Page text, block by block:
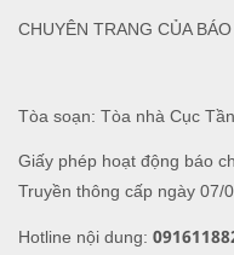
Tòa soạn: Tòa nhà Cục
Giấy phép hoạt động báo
Truyền thông cấp ngày 07/
Hotline nội dung:
CHUYÊN TRANG CỦA BÁO